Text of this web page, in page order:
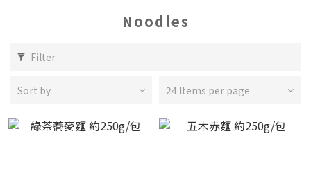
Noodles
Filter
Sort by 24 Items per page